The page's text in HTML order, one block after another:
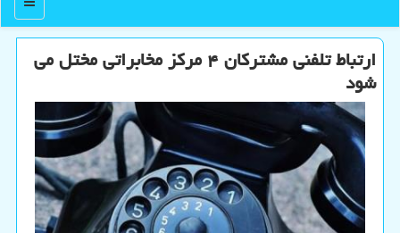
ارتباط تلفنی مشتركان ۴ مركز مخابراتی مختل می
شود